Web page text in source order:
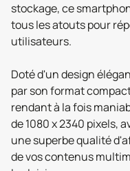
stockage, ce
tous les atouts pour
utilisateurs.
Doté d'un design
par son format
rendant à la fois
de 1080 x 2340 pixels,
une superbe qualité
de vos contenus